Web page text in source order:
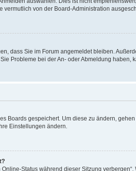
vermutlich von der Board-Administration
dass Sie im Forum angemeldet bleiben.
Probleme bei der An- oder Abmeldung
gespeichert. Um diese zu ändern,
Einstellungen ändern.
Status während dieser Sitzung